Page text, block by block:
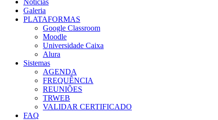
Notícias
Galeria
PLATAFORMAS
Google Classroom
Moodle
Universidade Caixa
Alura
Sistemas
AGENDA
FREQUÊNCIA
REUNIÕES
TRWEB
VALIDAR CERTIFICADO
FAQ